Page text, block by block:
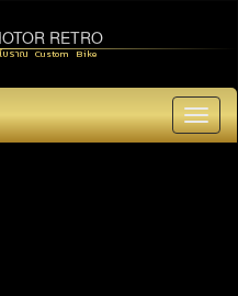
RETRO
บราณ Custom Bike